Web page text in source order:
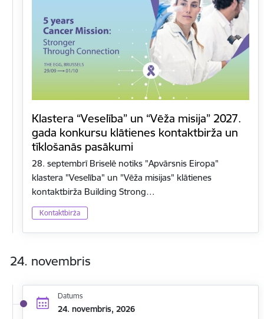
Klastera “Veselība” un “Vēža misija” 2027.
gada konkursu klātienes kontaktbirža un
tīklošanās pasākumi
28. septembrī Briselē notiks "Apvārsnis Eiropa"
klastera "Veselība" un "Vēža misijas" klātienes
kontaktbirža Building Strong…
Kontaktbirža
24. novembris
Datums
24. novembris, 2026